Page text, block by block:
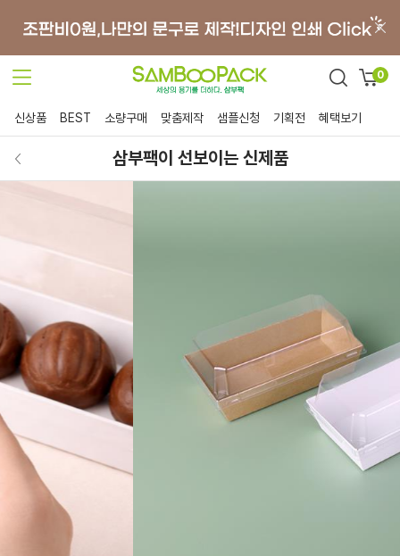
0
신상품 BEST 소량구매 맞춤제작 샘플신청 기획전 혜택보기
삼부팩이 선보이는 신제품